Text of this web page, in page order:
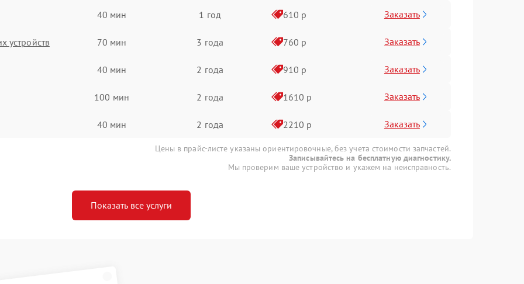
40 мин 1 год 610 р Заказать
устройств 70 мин 3 года 760 р Заказать
40 мин 2 года 910 р Заказать
100 мин 2 года 1610 р Заказать
40 мин 2 года 2210 р Заказать
Цены в прайс-листе указаны ориентировочные, без учета стоимости запчастей.
Записывайтесь на бесплатную диагностику.
Мы проверим ваше устройство и укажем на неисправность.
Показать все услуги